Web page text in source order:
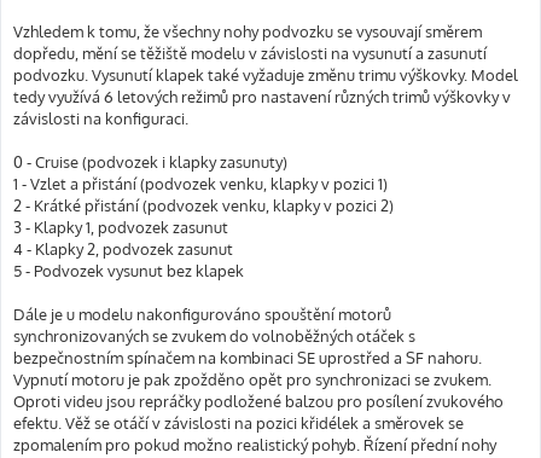
Vzhledem k tomu, že všechny nohy podvozku se vysouvají směrem
dopředu, mění se těžiště modelu v závislosti na vysunutí a zasunutí
podvozku. Vysunutí klapek také vyžaduje změnu trimu výškovky. Model
tedy využívá 6 letových režimů pro nastavení různých trimů výškovky v
závislosti na konfiguraci.
0 - Cruise (podvozek i klapky zasunuty)
1 - Vzlet a přistání (podvozek venku, klapky v pozici 1)
2 - Krátké přistání (podvozek venku, klapky v pozici 2)
3 - Klapky 1, podvozek zasunut
4 - Klapky 2, podvozek zasunut
5 - Podvozek vysunut bez klapek
Dále je u modelu nakonfigurováno spouštění motorů
synchronizovaných se zvukem do volnoběžných otáček s
bezpečnostním spínačem na kombinaci SE uprostřed a SF nahoru.
Vypnutí motoru je pak zpožděno opět pro synchronizaci se zvukem.
Oproti videu jsou repráčky podložené balzou pro posílení zvukového
efektu. Věž se otáčí v závislosti na pozici křidélek a směrovek se
zpomalením pro pokud možno realistický pohyb. Řízení přední nohy